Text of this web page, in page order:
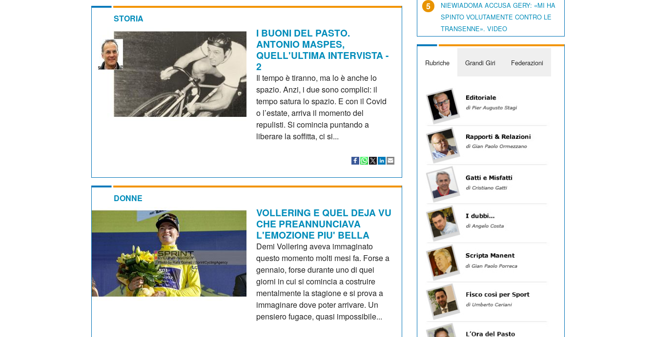
STORIA
I BUONI DEL PASTO.
ANTONIO MASPES,
QUELL'ULTIMA INTERVISTA -
2
Il tempo è tiranno, ma lo è anche lo
spazio. Anzi, i due sono complici: il
tempo satura lo spazio. E con il Covid
o l’estate, arriva il momento del
repulisti. Si comincia puntando a
liberare la soffitta, ci si...
DONNE
VOLLERING E QUEL DEJA VU
CHE PREANNUNCIAVA
L'EMOZIONE PIU' BELLA
Demi Vollering aveva immaginato
questo momento molti mesi fa. Forse a
gennaio, forse durante uno di quei
giorni in cui si comincia a costruire
mentalmente la stagione e si prova a
immaginare dove poter arrivare. Un
pensiero fugace, quasi impossibile...
5
NIEWIADOMA ACCUSA GERY: «MI HA
SPINTO VOLUTAMENTE CONTRO LE
TRANSENNE». VIDEO
Rubriche Grandi Giri Federazioni